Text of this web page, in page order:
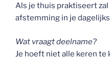
Als je thuis praktiseert
afstemming in je
Wat vraagt deelname?
Je hoeft niet alle keren te